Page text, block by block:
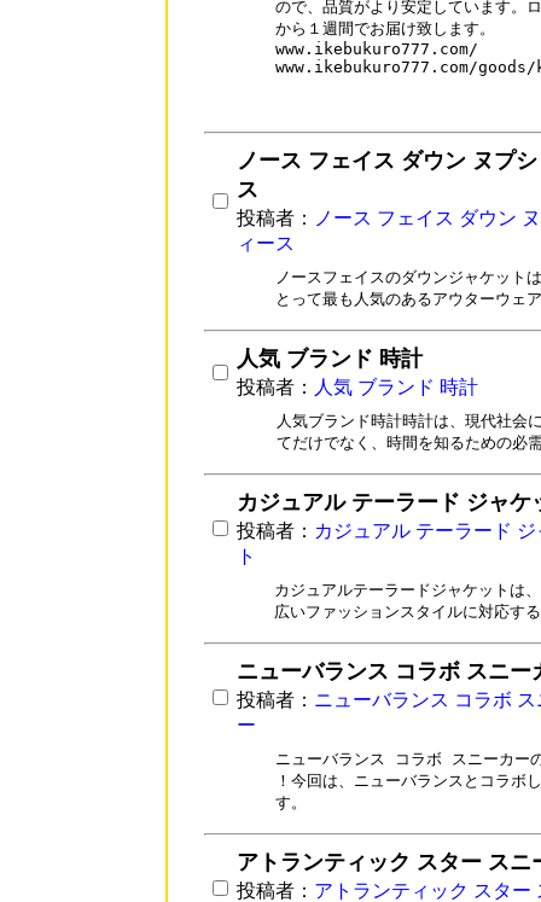
ので、品質がより安定しています。
から１週間でお届け致します。
www.ikebukuro777.com/
www.ikebukuro777.com/
ノース フェイス ダウン ヌプ
ス
投稿者：
ノース フェイス ダウン
ィース
ノースフェイスのダウンジャケッ
とって最も人気のあるアウターウェ
人気 ブランド 時計
投稿者： 人気 ブランド 時計
人気ブランド時計時計は、現代社会
てだけでなく、時間を知るための必
カジュアル テーラード ジャケ
投稿者： カジュアル テーラード
ト
カジュアルテーラードジャケット
広いファッションスタイルに対応す
ニューバランス コラボ スニー
投稿者： ニューバランス コラボ ス
ー
ニューバランス コラボ スニーカー
！今回は、ニューバランスとコラボ
す。
アトランティック スター スニ
投稿者： アトランティック スター